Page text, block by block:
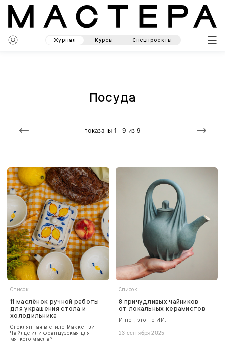
Журнал Курсы Спецпроекты
Посуда
показаны 1 - 9 из 9
Список
11 маслёнок ручной работы
для украшения стола и
холодильника
Стеклянная в стиле Маккензи
Чайлдс или французская для
мягкого масла?
Список
8 причудливых чайников
от локальных керамистов
И нет, это не ИИ.
23 сентября 2025